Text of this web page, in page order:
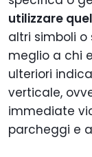
utilizzare
altri simboli
meglio a chi
ulteriori
verticale,
immediate
parcheggi e